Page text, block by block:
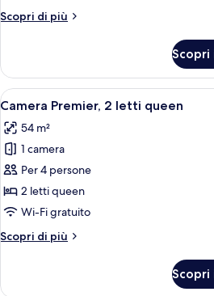
letti
Scopri di più
Altri
Premier,
letti
(Grand)
Apri
tutte
le
foto
per
Camera
Premier,
letti
Una
7
Camera Premier, 2 letti queen
54 m²
1 camera
Per 4 persone
2 letti queen
Wi-Fi gratuito
Scopri di più
Altri